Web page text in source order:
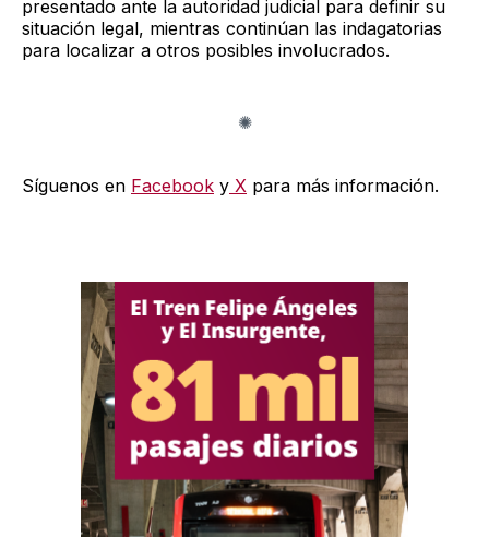
presentado ante la autoridad judicial para definir su
situación legal, mientras continúan las indagatorias
para localizar a otros posibles involucrados.
Síguenos en Facebook y X para más información.